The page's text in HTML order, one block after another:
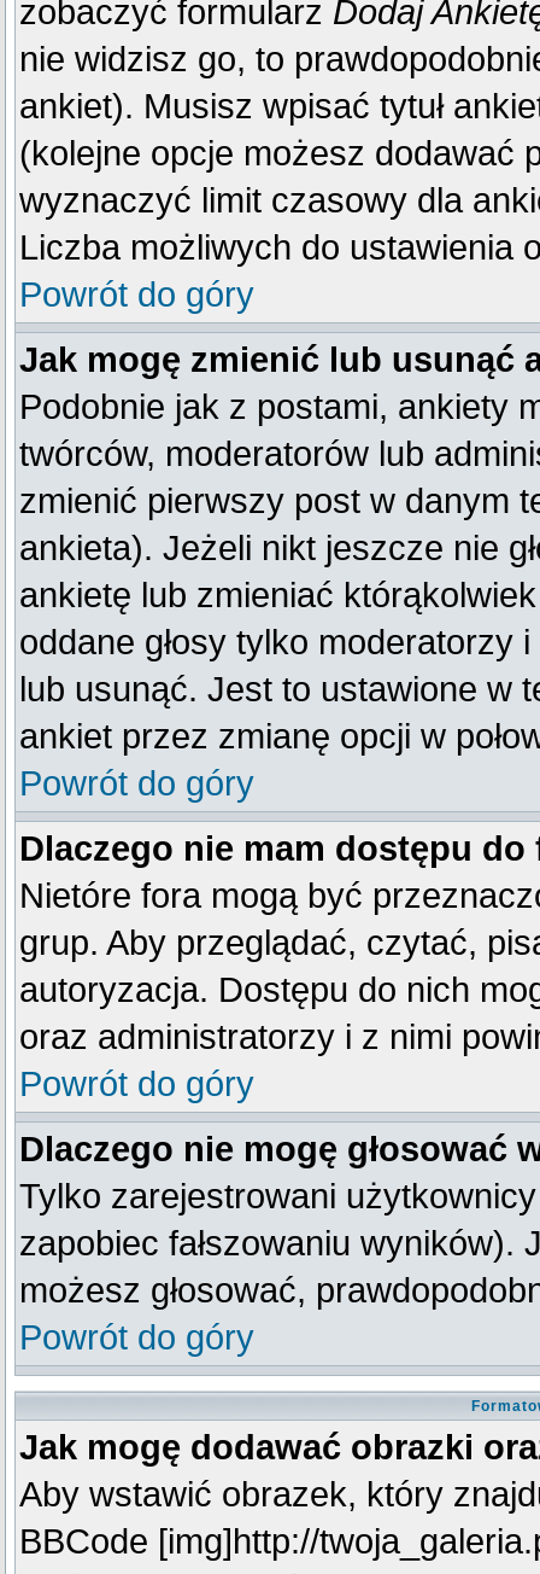
zobaczyć formularz Dodaj
nie widzisz go, to
ankiet). Musisz wpisać tytuł
(kolejne opcje możesz dodawać
wyznaczyć limit czasowy dla
Liczba możliwych do ustawienia
Powrót do góry
Jak mogę zmienić lub usunąć
Podobnie jak z postami, ankiety
twórców, moderatorów lub
zmienić pierwszy post w danym
ankieta). Jeżeli nikt jeszcze nie
ankietę lub zmieniać
oddane głosy tylko moderatorzy
lub usunąć. Jest to ustawione w
ankiet przez zmianę opcji w
Powrót do góry
Dlaczego nie mam dostępu do
Nietóre fora mogą być
grup. Aby przeglądać, czytać,
autoryzacja. Dostępu do nich
oraz administratorzy i z nimi
Powrót do góry
Dlaczego nie mogę głosować
Tylko zarejestrowani
zapobiec fałszowaniu wyników).
możesz głosować,
Powrót do góry
Jak mogę dodawać obrazki
Aby wstawić obrazek, który
BBCode [img]http://